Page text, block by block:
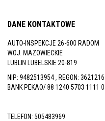
DANE KONTAKTOWE
AUTO-INSPEKCJE 26-600 RADOM
WOJ. MAZOWIECKIE
LUBLIN LUBELSKIE 20-819
NIP: 9482513954 , REGON:
BANK PEKAO/ 88 1240 5703 1111
TELEFON: 505483969